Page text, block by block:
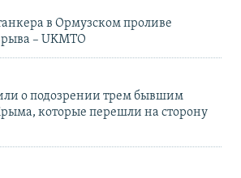
в Ормузском проливе
– UKMTO
о подозрении трем бывшим
которые перешли на сторону